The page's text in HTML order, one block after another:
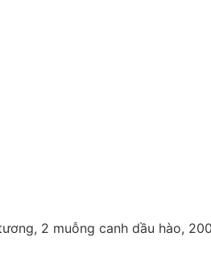
2 muỗng canh dầu hào,